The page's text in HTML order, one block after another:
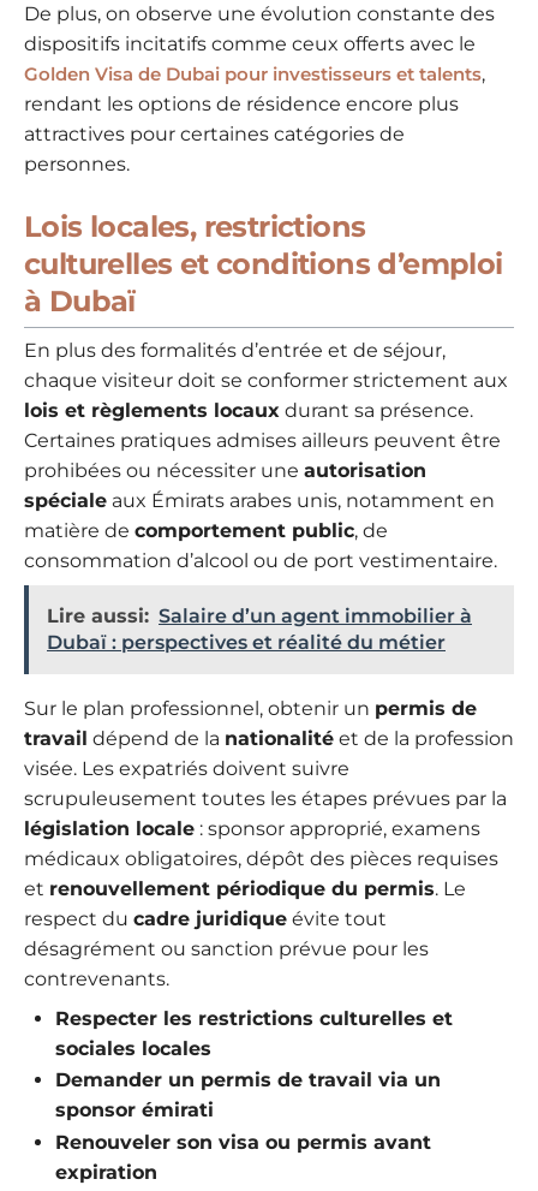
De plus, on observe une évolution constante des
dispositifs incitatifs comme ceux offerts avec le
Golden Visa de Dubai pour investisseurs et talents,
rendant les options de résidence encore plus
attractives pour certaines catégories de
personnes.
Lois locales, restrictions
culturelles et conditions d’emploi
à Dubaï
En plus des formalités d’entrée et de séjour,
chaque visiteur doit se conformer strictement aux
lois et règlements locaux durant sa présence.
Certaines pratiques admises ailleurs peuvent être
prohibées ou nécessiter une autorisation
spéciale aux Émirats arabes unis, notamment en
matière de comportement public, de
consommation d’alcool ou de port vestimentaire.
Lire aussi: Salaire d’un agent immobilier à
Dubaï : perspectives et réalité du métier
Sur le plan professionnel, obtenir un permis de
travail dépend de la nationalité et de la profession
visée. Les expatriés doivent suivre
scrupuleusement toutes les étapes prévues par la
législation locale : sponsor approprié, examens
médicaux obligatoires, dépôt des pièces requises
et renouvellement périodique du permis. Le
respect du cadre juridique évite tout
désagrément ou sanction prévue pour les
contrevenants.
Respecter les restrictions culturelles et
sociales locales
Demander un permis de travail via un
sponsor émirati
Renouveler son visa ou permis avant
expiration